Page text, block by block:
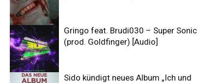
Gringo feat. Brudi030 – Super Sonic
(prod. Goldfinger) [Audio]
Sido kündigt neues Album „Ich und